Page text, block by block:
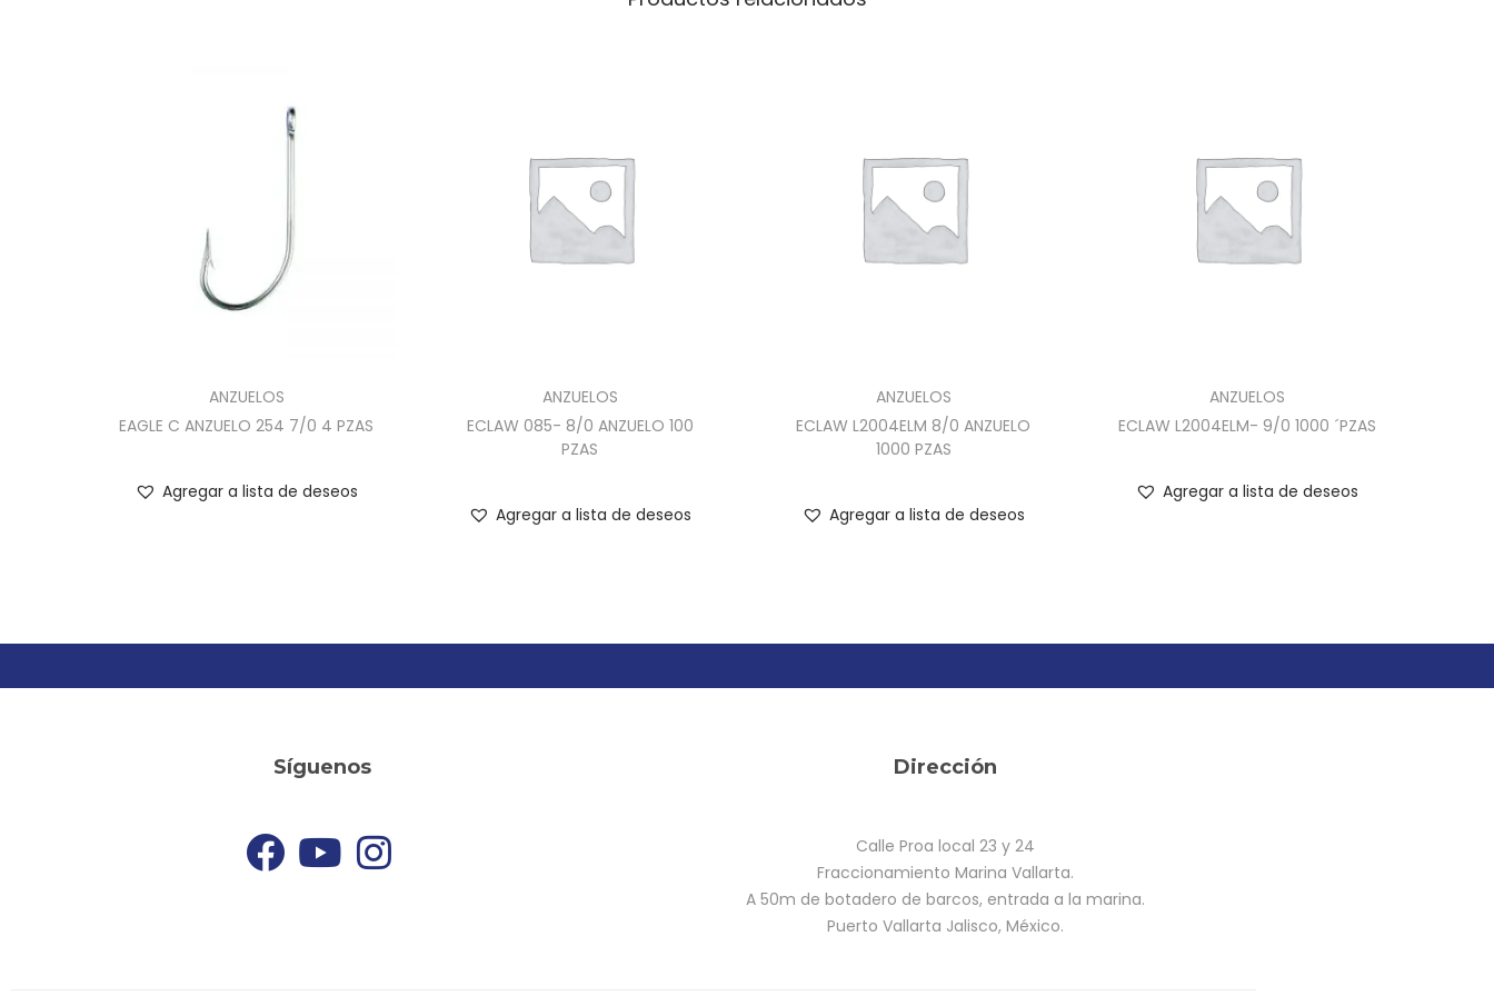
ANZUELOS
EAGLE C ANZUELO 254 7/0 4 PZAS
Agregar a lista de deseos
ANZUELOS
ECLAW 085- 8/0 ANZUELO 100
PZAS
Agregar a lista de deseos
ANZUELOS
ECLAW L2004ELM 8/0 ANZUELO
1000 PZAS
Agregar a lista de deseos
ANZUELOS
ECLAW L2004ELM- 9/0 1000 ´PZAS
Agregar a lista de deseos
Síguenos Dirección
Calle Proa local 23 y 24
Fraccionamiento Marina Vallarta.
A 50m de botadero de barcos, entrada a la marina.
Puerto Vallarta Jalisco, México.